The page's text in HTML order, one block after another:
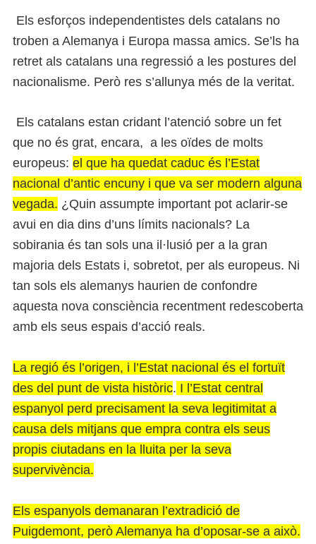
Els esforços independentistes dels catalans no
troben a Alemanya i Europa massa amics. Se’ls ha
retret als catalans una regressió a les postures del
nacionalisme. Però res s’allunya més de la veritat.
Els catalans estan cridant l’atenció sobre un fet
que no és grat, encara, a les oïdes de molts
europeus: el que ha quedat caduc és l’Estat
nacional d’antic encuny i que va ser modern alguna
vegada. ¿Quin assumpte important pot aclarir-se
avui en dia dins d’uns límits nacionals? La
sobirania és tan sols una il·lusió per a la gran
majoria dels Estats i, sobretot, per als europeus. Ni
tan sols els alemanys haurien de confondre
aquesta nova consciència recentment redescoberta
amb els seus espais d’acció reals.
La regió és l’origen, i l’Estat nacional és el fortuït
des del punt de vista històric. I l’Estat central
espanyol perd precisament la seva legitimitat a
causa dels mitjans que empra contra els seus
propis ciutadans en la lluita per la seva
supervivència.
Els espanyols demanaran l’extradició de
Puigdemont, però Alemanya ha d’oposar-se a això.